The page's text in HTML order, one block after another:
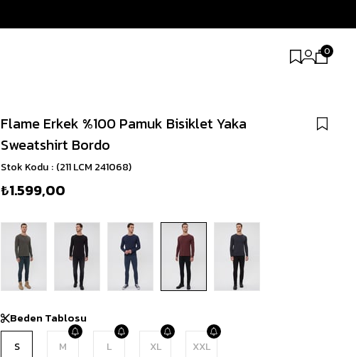
0
Flame Erkek %100 Pamuk Bisiklet Yaka
Sweatshirt Bordo
Stok Kodu (211 LCM 241068)
₺1.599,00
Beden Tablosu
S M L XL XXL